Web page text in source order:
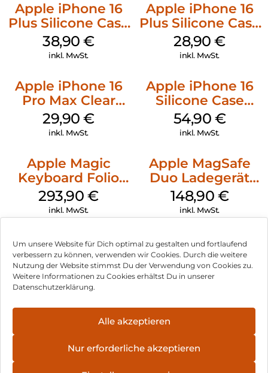
Um unsere Website für Dich optimal zu gestalten und fortlaufend
verbessern zu können, verwenden wir Cookies. Durch die weitere
Nutzung der Website stimmst Du der Verwendung von Cookies zu.
Weitere Informationen zu Cookies erhältst Du in unserer
Datenschutzerklärung.
Alle akzeptieren
Nur erforderliche akzeptieren
Apple iPhone 16
Plus Silicone Case
MagSafe Denim
38,90€
inkl. MwSt.
Apple iPhone 16
Plus Silicone Case
MagSafe Black
28,90€
inkl. MwSt.
Apple iPhone 16
Pro Max Clear
Case MagSafe
Transparent
29,90€
inkl. MwSt.
Apple iPhone 16
Silicone Case
MagSafe Black
54,90 €
inkl. MwSt.
Apple Magic
Keyboard Folio
iPad 10.9″ (10.Gen.)
Weiß
293,90€
inkl. MwSt.
Apple MagSafe
Duo Ladegerät
Weiß
148,90 €
inkl. MwSt.
Impressum
Hinweis zur Batterieentsorgung